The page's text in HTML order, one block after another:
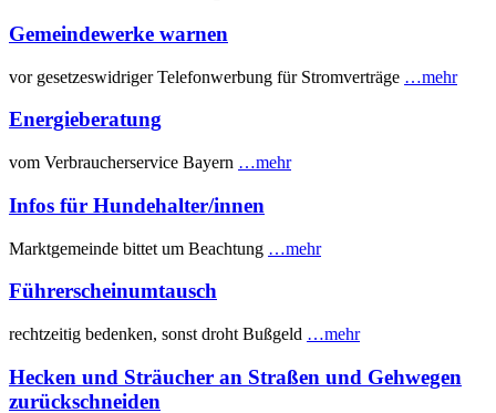
Gemeindewerke warnen
vor gesetzeswidriger Telefonwerbung für Stromverträge …mehr
Energieberatung
vom Verbraucherservice Bayern …mehr
Infos für Hundehalter/innen
Marktgemeinde bittet um Beachtung …mehr
Führerscheinumtausch
rechtzeitig bedenken, sonst droht Bußgeld …mehr
Hecken und Sträucher an Straßen und Gehwegen
zurückschneiden